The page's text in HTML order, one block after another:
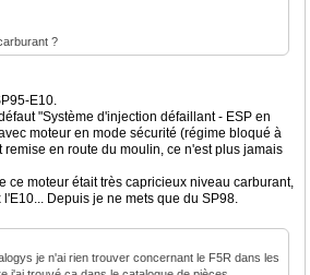
?
E10.
"Système d'injection défaillant - ESP en
moteur en mode sécurité (régime bloqué à
remise en route du moulin, ce n'est plus jamais
ce moteur était très capricieux niveau carburant,
Depuis je ne mets que du SP98.
je n'ai rien trouver concernant le F5R dans les